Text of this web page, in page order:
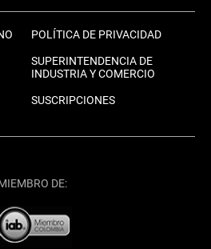
POLÍTICA DE PRIVACIDAD
SUPERINTENDENCIA DE
INDUSTRIA Y COMERCIO
SUSCRIPCIONES
DE: